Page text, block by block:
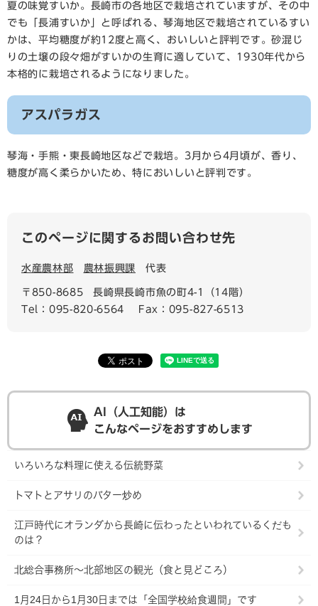
夏の味覚すいか。長崎市の各地区で栽培されていますが、その中
でも「長浦すいか」と呼ばれる、琴海地区で栽培されているすい
かは、平均糖度が約12度と高く、おいしいと評判です。砂混じ
りの土壌の段々畑がすいかの生育に適していて、1930年代から
本格的に栽培されるようになりました。
アスパラガス
琴海・手熊・東長崎地区などで栽培。3月から4月頃が、香り、
糖度が高く柔らかいため、特においしいと評判です。
このページに関するお問い合わせ先
水産農林部 農林振興課 代表
〒850-8685
長崎県長崎市魚の町4-1（14階）
Tel：095-820-6564
Fax：095-827-6513
AI（人工知能）は
こんなページをおすすめします
いろいろな料理に使える伝統野菜
トマトとアサリのバター炒め
江戸時代にオランダから長崎に伝わったといわれているくだも
のは？
北総合事務所～北部地区の観光（食と見どころ）
1月24日から1月30日までは「全国学校給食週間」です